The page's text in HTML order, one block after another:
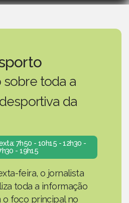
sobre toda a
da
7h50 - 10h15 - 12h30 -
- 19h15
feira, o jornalista
toda a informação
foco principal no